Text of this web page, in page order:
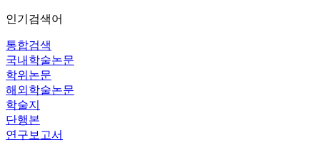
인기검색어
통합검색
국내학술논문
학위논문
해외학술논문
학술지
단행본
연구보고서